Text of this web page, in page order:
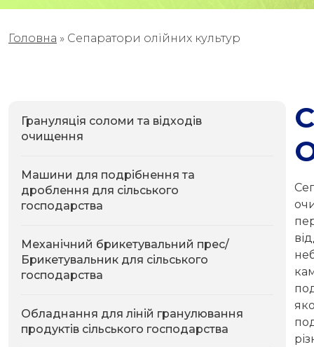
Головна » Сепаратори олійних культур
Грануляція соломи та відходів
очищення
Машини для подрібнення та
дроблення для сільського
господарства
Механічний брикетувальний прес/
Брикетувальник для сільського
господарства
Обладнання для ліній гранулювання
продуктів сільського господарства